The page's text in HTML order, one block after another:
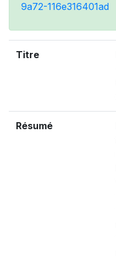
9a72-116e316401ad
Titre
Résumé